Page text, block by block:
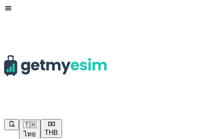
🇹🇭
ไทย
THB